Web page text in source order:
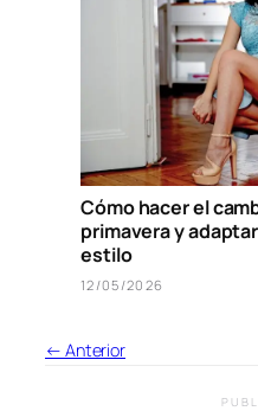
Cómo hacer el
primavera y
estilo
12/05/2026
← Anterior